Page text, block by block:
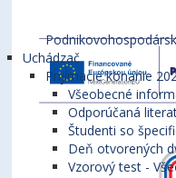
Uchádzač
Prijímacie konanie
Všeobecné
Odporúčaná
Študenti so
Deň otvorených
Vzorový test -